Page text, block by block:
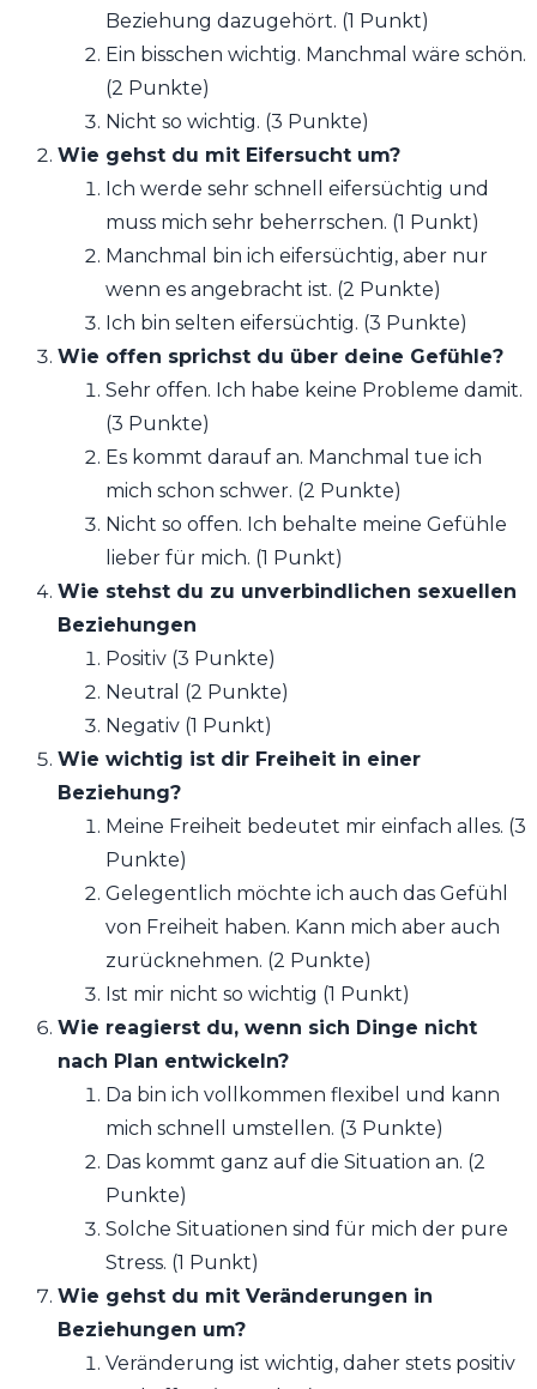
Beziehung dazugehört. (1 Punkt)
Ein bisschen wichtig. Manchmal wäre schön.
(2 Punkte)
Nicht so wichtig. (3 Punkte)
Wie gehst du mit Eifersucht um?
Ich werde sehr schnell eifersüchtig und
muss mich sehr beherrschen. (1 Punkt)
Manchmal bin ich eifersüchtig, aber nur
wenn es angebracht ist. (2 Punkte)
Ich bin selten eifersüchtig. (3 Punkte)
Wie offen sprichst du über deine Gefühle?
Sehr offen. Ich habe keine Probleme damit.
(3 Punkte)
Es kommt darauf an. Manchmal tue ich
mich schon schwer. (2 Punkte)
Nicht so offen. Ich behalte meine Gefühle
lieber für mich. (1 Punkt)
Wie stehst du zu unverbindlichen sexuellen
Beziehungen
Positiv (3 Punkte)
Neutral (2 Punkte)
Negativ (1 Punkt)
Wie wichtig ist dir Freiheit in einer
Beziehung?
Meine Freiheit bedeutet mir einfach alles. (3
Punkte)
Gelegentlich möchte ich auch das Gefühl
von Freiheit haben. Kann mich aber auch
zurücknehmen. (2 Punkte)
Ist mir nicht so wichtig (1 Punkt)
Wie reagierst du, wenn sich Dinge nicht
nach Plan entwickeln?
Da bin ich vollkommen flexibel und kann
mich schnell umstellen. (3 Punkte)
Das kommt ganz auf die Situation an. (2
Punkte)
Solche Situationen sind für mich der pure
Stress. (1 Punkt)
Wie gehst du mit Veränderungen in
Beziehungen um?
Veränderung ist wichtig, daher stets positiv